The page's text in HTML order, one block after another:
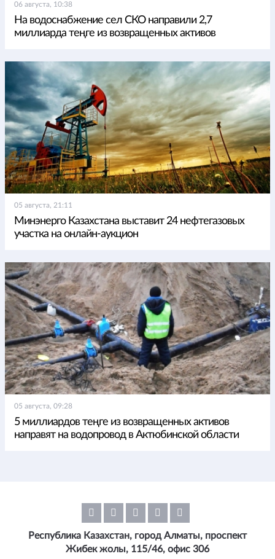
06 августа, 10:38
На водоснабжение сел СКО направили 2,7
миллиарда теңге из возвращенных активов
05 августа, 21:11
Минэнерго Казахстана выставит 24 нефтегазовых
участка на онлайн-аукцион
05 августа, 09:28
5 миллиардов теңге из возвращенных активов
направят на водопровод в Актюбинской области
Республика Казахстан, город Алматы, проспект
Жибек жолы, 115/46, офис 306